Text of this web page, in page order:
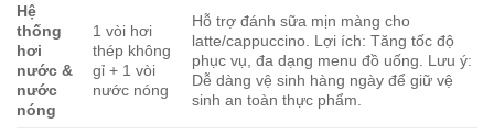
Hệ
thống
hơi
nước &
nước
nóng
1 vòi hơi
thép không
gỉ + 1 vòi
nước nóng
Hỗ trợ đánh sữa mịn màng cho
latte/cappuccino. Lợi ích: Tăng tốc độ
phục vụ, đa dạng menu đồ uống. Lưu ý:
Dễ dàng vệ sinh hàng ngày để giữ vệ
sinh an toàn thực phẩm.